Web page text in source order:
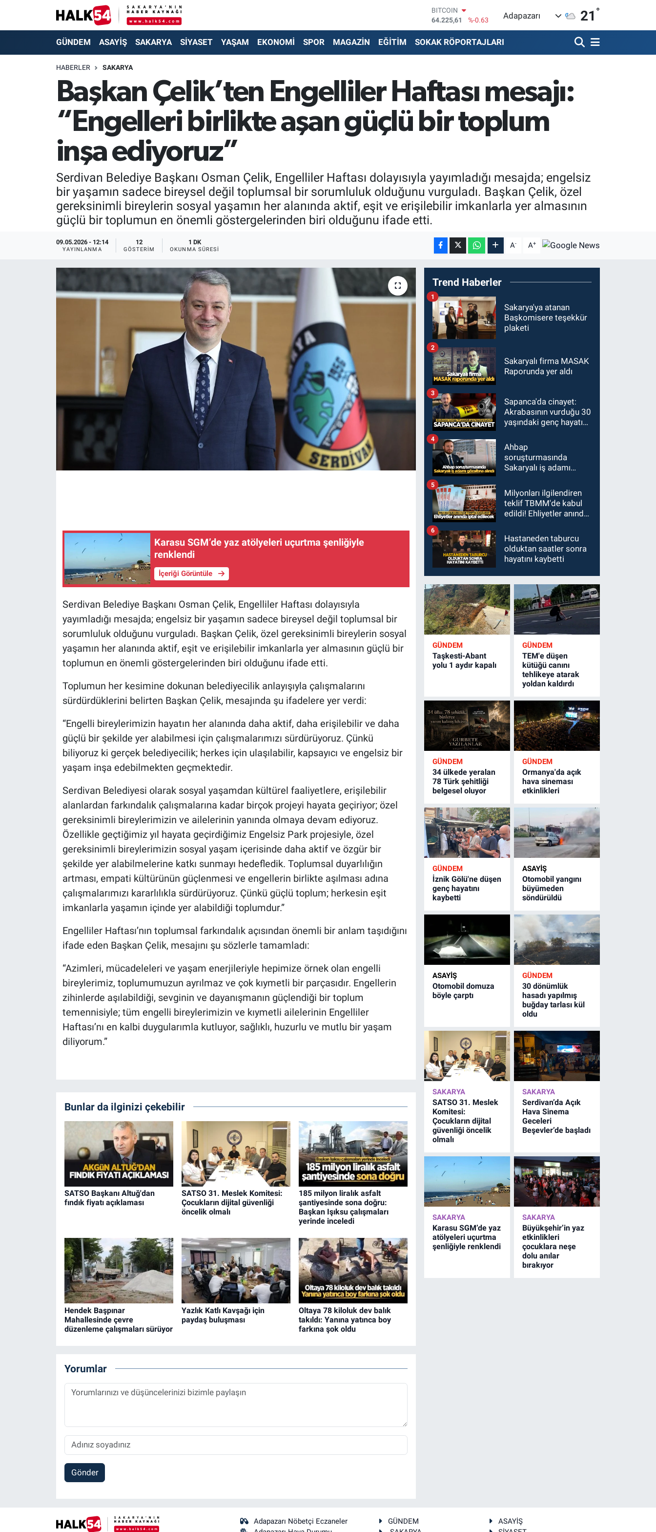
DOLAR
47,7143
%0.16
55,0317
%-0.02
6510.40
BİST100
13.799
%70
Adapazarı 21 °
GÜNDEM ASAYİŞ SAKARYA SİYASET YAŞAM EKONOMİ SPOR MAGAZİN EĞİTİM SOKAK RÖPORTAJLARI
HABERLER SAKARYA
Başkan Çelik’ten Engelliler Haftası mesajı:
“Engelleri birlikte aşan güçlü bir toplum
inşa ediyoruz”
Serdivan Belediye Başkanı Osman Çelik, Engelliler Haftası dolayısıyla yayımladığı mesajda; engelsiz
bir yaşamın sadece bireysel değil toplumsal bir sorumluluk olduğunu vurguladı. Başkan Çelik, özel
gereksinimli bireylerin sosyal yaşamın her alanında aktif, eşit ve erişilebilir imkanlarla yer almasının
güçlü bir toplumun en önemli göstergelerinden biri olduğunu ifade etti.
09.05.2026 - 12:14
YAYINLANMA
12
GÖSTERIM
1 DK
OKUNMA SÜRESI A- A+
Karasu SGM’de yaz atölyeleri uçurtma şenliğiyle
renklendi
İçeriği Görüntüle
Serdivan Belediye Başkanı Osman Çelik, Engelliler Haftası dolayısıyla
yayımladığı mesajda; engelsiz bir yaşamın sadece bireysel değil toplumsal bir
sorumluluk olduğunu vurguladı. Başkan Çelik, özel gereksinimli bireylerin sosyal
yaşamın her alanında aktif, eşit ve erişilebilir imkanlarla yer almasının güçlü bir
toplumun en önemli göstergelerinden biri olduğunu ifade etti.
Toplumun her kesimine dokunan belediyecilik anlayışıyla çalışmalarını
sürdürdüklerini belirten Başkan Çelik, mesajında şu ifadelere yer verdi:
“Engelli bireylerimizin hayatın her alanında daha aktif, daha erişilebilir ve daha
güçlü bir şekilde yer alabilmesi için çalışmalarımızı sürdürüyoruz. Çünkü
biliyoruz ki gerçek belediyecilik; herkes için ulaşılabilir, kapsayıcı ve engelsiz bir
yaşam inşa edebilmekten geçmektedir.
Serdivan Belediyesi olarak sosyal yaşamdan kültürel faaliyetlere, erişilebilir
alanlardan farkındalık çalışmalarına kadar birçok projeyi hayata geçiriyor; özel
gereksinimli bireylerimizin ve ailelerinin yanında olmaya devam ediyoruz.
Özellikle geçtiğimiz yıl hayata geçirdiğimiz Engelsiz Park projesiyle, özel
gereksinimli bireylerimizin sosyal yaşam içerisinde daha aktif ve özgür bir
şekilde yer alabilmelerine katkı sunmayı hedefledik. Toplumsal duyarlılığın
artması, empati kültürünün güçlenmesi ve engellerin birlikte aşılması adına
çalışmalarımızı kararlılıkla sürdürüyoruz. Çünkü güçlü toplum; herkesin eşit
imkanlarla yaşamın içinde yer alabildiği toplumdur.”
Engelliler Haftası’nın toplumsal farkındalık açısından önemli bir anlam taşıdığını
ifade eden Başkan Çelik, mesajını şu sözlerle tamamladı:
“Azimleri, mücadeleleri ve yaşam enerjileriyle hepimize örnek olan engelli
bireylerimiz, toplumumuzun ayrılmaz ve çok kıymetli bir parçasıdır. Engellerin
zihinlerde aşılabildiği, sevginin ve dayanışmanın güçlendiği bir toplum
temennisiyle; tüm engelli bireylerimizin ve kıymetli ailelerinin Engelliler
Haftası’nı en kalbi duygularımla kutluyor, sağlıklı, huzurlu ve mutlu bir yaşam
diliyorum.”
Bunlar da ilginizi çekebilir
SATSO Başkanı Altuğ'dan
fındık fiyatı açıklaması
SATSO 31. Meslek Komitesi:
Çocukların dijital güvenliği
öncelik olmalı
185 milyon liralık asfalt
şantiyesinde sona doğru:
Başkan Işıksu çalışmaları
yerinde inceledi
Hendek Başpınar
Mahallesinde çevre
düzenleme çalışmaları sürüyor
Yazlık Katlı Kavşağı için
paydaş buluşması
Oltaya 78 kiloluk dev balık
takıldı: Yanına yatınca boy
farkına şok oldu
Yorumlar
Gönder
Trend Haberler
Sakarya'ya atanan
Başkomisere teşekkür
plaketi
1
Sakaryalı firma MASAK
Raporunda yer aldı
2
Sapanca'da cinayet:
Akrabasının vurduğu 30
yaşındaki genç hayatını
3
Ahbap
soruşturmasında
Sakaryalı iş adamı
4
Milyonları ilgilendiren
teklif TBMM'de kabul
edildi! Ehliyetler anında
5
Hastaneden taburcu
olduktan saatler sonra
hayatını kaybetti
6
GÜNDEM
Taşkesti-Abant
yolu 1 aydır kapalı
GÜNDEM
TEM'e düşen
kütüğü canını
tehlikeye atarak
yoldan kaldırdı
GÜNDEM
34 ülkede yeralan
78 Türk şehitliği
belgesel oluyor
GÜNDEM
Ormanya'da açık
hava sineması
etkinlikleri
GÜNDEM
İznik Gölü'ne düşen
genç hayatını
kaybetti
ASAYİŞ
Otomobil yangını
büyümeden
söndürüldü
ASAYİŞ
Otomobil domuza
böyle çarptı
GÜNDEM
30 dönümlük
hasadı yapılmış
buğday tarlası kül
oldu
SAKARYA
SATSO 31. Meslek
Komitesi:
Çocukların dijital
güvenliği öncelik
olmalı
SAKARYA
Serdivan’da Açık
Hava Sinema
Geceleri
Beşevler’de başladı
SAKARYA
Karasu SGM’de yaz
atölyeleri uçurtma
şenliğiyle renklendi
SAKARYA
Büyükşehir’in yaz
etkinlikleri
çocuklara neşe
dolu anılar
bırakıyor
Adapazarı Nöbetçi Eczaneler
GÜNDEM
ASAYİŞ
GÜNDEM
SAKARYA
SİYASET
EKONOMİ
SOKAK RÖPORTAJLARI
ÖZEL HABER
Adapazarı Nöbetçi Eczaneler
Adapazarı Trafik Yoğunluk Haritası
Süper Lig Puan Durumu ve Fikstür
Tüm Manşetler
Son Dakika Haberleri
Haber Arşivi